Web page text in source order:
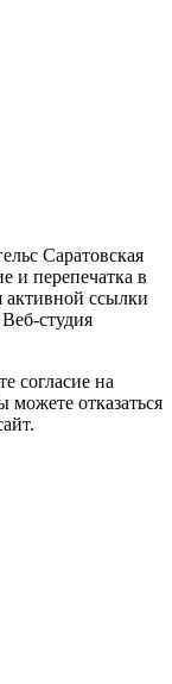
Саратовская
и перепечатка в
активной ссылки
студия
согласие на
отказаться